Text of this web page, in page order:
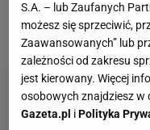
Pinterest
S.A. – lub Zaufanych
możesz się sprzeciwić,
Zaawansowanych” lub
zależności od zakresu
jest kierowany. Więcej
osobowych znajdziesz w
Gazeta.pl iPolityka